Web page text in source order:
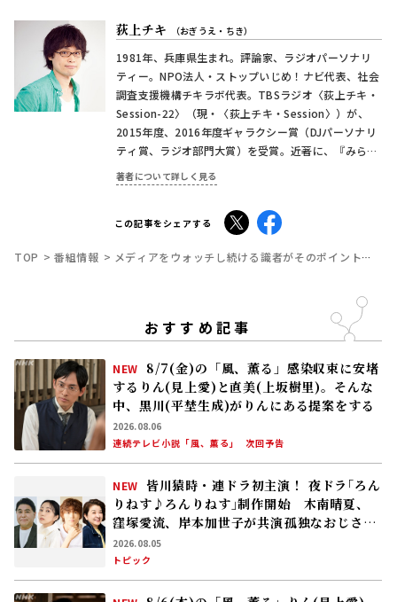
荻上チキ （おぎうえ・ちき）
1981年、兵庫県生まれ。評論家、ラジオパーソナリ
ティー。NPO法人・ストップいじめ！ナビ代表、社会
調査支援機構チキラボ代表。TBSラジオ〈荻上チキ・
Session-22〉（現・〈荻上チキ・Session〉）が、
2015年度、2016年度ギャラクシー賞（DJパーソナリ
ティ賞、ラジオ部門大賞）を受賞。近著に、『みらい
めがね』（暮しの手帖社）、『日本の大問題』（ダイ
ヤモンド社）、『すべての新聞は「偏って」いる』
著者について詳しく見る
この記事をシェアする X Facebook
TOP 番組情報 メディアをウォッチし続ける識者がそのポイントを深
おすすめ記事
NEW
8/7(金)の「風、薫る」感染収束に安堵
するりん(見上愛)と直美(上坂樹里)。そんな
中、黒川(平埜生成)がりんにある提案をする
2026.08.06
連続テレビ小説「風、薫る」
次回予告
NEW 皆川猿時・連ドラ初主演！ 夜ドラ｢ろん
りねす♪ろんりねす｣制作開始 木南晴夏、
窪塚愛流、岸本加世子が共演――孤独なおじさん
が､人生でやり残したことに向き合う
2026.08.05
トピック